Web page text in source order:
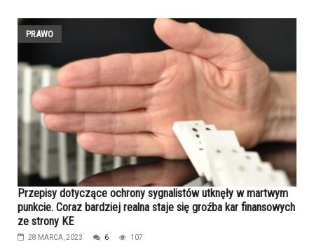
PRAWO
Przepisy dotyczące ochrony sygnalistów utknęły w martwym
punkcie. Coraz bardziej realna staje się groźba kar finansowych
ze strony KE
28 MARCA, 2023 6 107